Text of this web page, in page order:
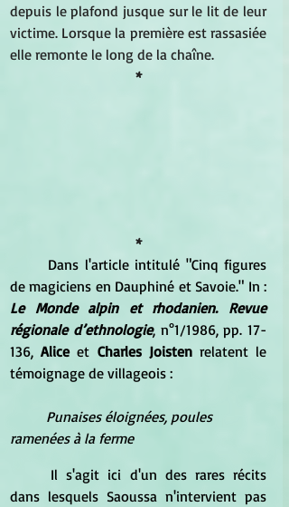
depuis le plafond jusque sur le lit de leur
victime. Lorsque la première est rassasiée
elle remonte le long de la chaîne.
*
*
Le Monde alpin et rhodanien. Revue
régionale d’ethnologie, n°1/1986, pp. 17-
136, Alice et Charles Joisten relatent le
témoignage de villageois :
Punaises éloignées, poules
ramenées à la ferme
dans lesquels Saoussa n'intervient pas